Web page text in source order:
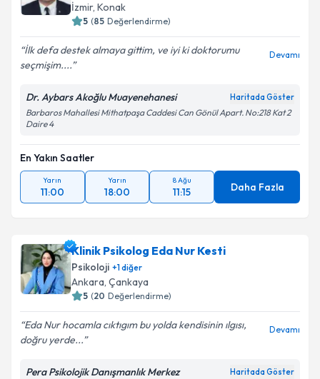
İzmir, Konak
5 (85 Değerlendirme)
İlk defa destek almaya gittim, ve iyi ki doktorumu
seçmişim....
Devamı
Dr. Aybars Akoğlu Muayenehanesi Haritada Göster
Barbaros Mahallesi Mithatpaşa Caddesi Can Gönül Apart. No:218 Kat 2
Daire 4
En Yakın Saatler
Yarın
11:00
Yarın
18:00
8 Ağu
11:15 Daha Fazla
Klinik Psikolog Eda Nur Kesti
Psikoloji +1diğer
Ankara, Çankaya
5 (20 Değerlendirme)
Eda Nur hocamla cıktıgım bu yolda kendisinin ılgısı,
doğru yerde...
Devamı
Pera Psikolojik Danışmanlık Merkez Haritada Göster